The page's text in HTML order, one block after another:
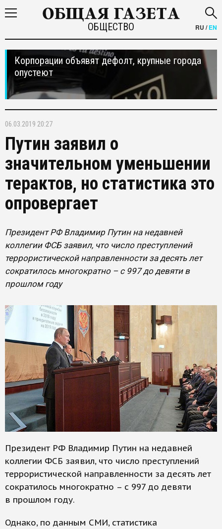
ОБЩЕСТВО RU /EN
Корпорации объявят дефолт, крупные города
опустеют
06.03.2019 20:27
Путин заявил о
значительном уменьшении
терактов, но статистика это
опровергает
Президент РФ Владимир Путин на недавней
коллегии ФСБ заявил, что число преступлений
террористической направленности за десять лет
сократилось многократно – с 997 до девяти в
прошлом году
Президент РФ Владимир Путин на недавней
коллегии ФСБ заявил, что число преступлений
террористической направленности за десять лет
сократилось многократно – с 997 до девяти
в прошлом году.
Однако, по данным СМИ, статистика